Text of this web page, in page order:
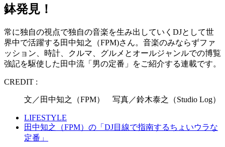
鉢発見！
常に独自の視点で独自の音楽を生み出していくDJとして世
界中で活躍する田中知之（FPM)さん。音楽のみならずファ
ッション、時計、クルマ、グルメとオールジャンルでの博覧
強記を駆使した田中流「男の定番」をご紹介する連載です。
CREDIT :
文／田中知之（FPM） 写真／鈴木泰之（Studio Log）
LIFESTYLE
田中知之（FPM）の「DJ目線で指南するちょいウラな
定番」